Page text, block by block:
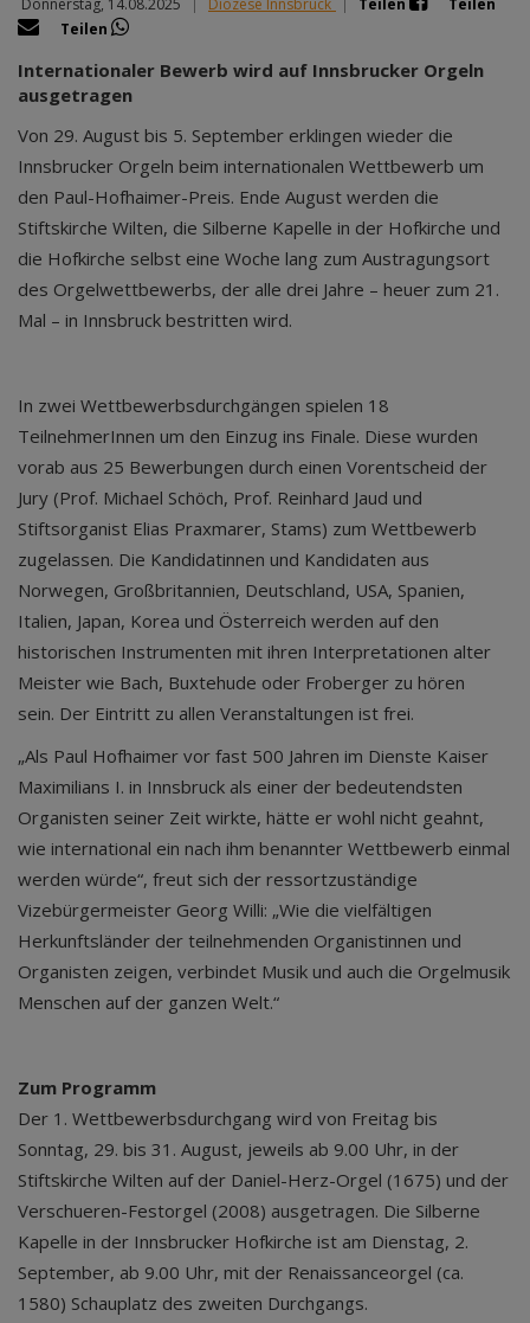
Donnerstag, 14.08.2025 | Diözese Innsbruck | Teilen
Teilen
Teilen
Internationaler Bewerb wird auf Innsbrucker Orgeln
ausgetragen
Von 29. August bis 5. September erklingen wieder die
Innsbrucker Orgeln beim internationalen Wettbewerb um
den Paul-Hofhaimer-Preis. Ende August werden die
Stiftskirche Wilten, die Silberne Kapelle in der Hofkirche und
die Hofkirche selbst eine Woche lang zum Austragungsort
des Orgelwettbewerbs, der alle drei Jahre – heuer zum 21.
Mal – in Innsbruck bestritten wird.
In zwei Wettbewerbsdurchgängen spielen 18
TeilnehmerInnen um den Einzug ins Finale. Diese wurden
vorab aus 25 Bewerbungen durch einen Vorentscheid der
Jury (Prof. Michael Schöch, Prof. Reinhard Jaud und
Stiftsorganist Elias Praxmarer, Stams) zum Wettbewerb
zugelassen. Die Kandidatinnen und Kandidaten aus
Norwegen, Großbritannien, Deutschland, USA, Spanien,
Italien, Japan, Korea und Österreich werden auf den
historischen Instrumenten mit ihren Interpretationen alter
Meister wie Bach, Buxtehude oder Froberger zu hören
sein. Der Eintritt zu allen Veranstaltungen ist frei.
„Als Paul Hofhaimer vor fast 500 Jahren im Dienste Kaiser
Maximilians I. in Innsbruck als einer der bedeutendsten
Organisten seiner Zeit wirkte, hätte er wohl nicht geahnt,
wie international ein nach ihm benannter Wettbewerb einmal
werden würde“, freut sich der ressortzuständige
Vizebürgermeister Georg Willi: „Wie die vielfältigen
Herkunftsländer der teilnehmenden Organistinnen und
Organisten zeigen, verbindet Musik und auch die Orgelmusik
Menschen auf der ganzen Welt.“
Zum Programm
Der 1. Wettbewerbsdurchgang wird von Freitag bis
Sonntag, 29. bis 31. August, jeweils ab 9.00 Uhr, in der
Stiftskirche Wilten auf der Daniel-Herz-Orgel (1675) und der
Verschueren-Festorgel (2008) ausgetragen. Die Silberne
Kapelle in der Innsbrucker Hofkirche ist am Dienstag, 2.
September, ab 9.00 Uhr, mit der Renaissanceorgel (ca.
1580) Schauplatz des zweiten Durchgangs.